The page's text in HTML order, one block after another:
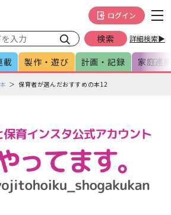
詳細検索▶
ログイン
載 製作・遊び 計画・記録 家庭連
保育者が選んだおすすめの本12